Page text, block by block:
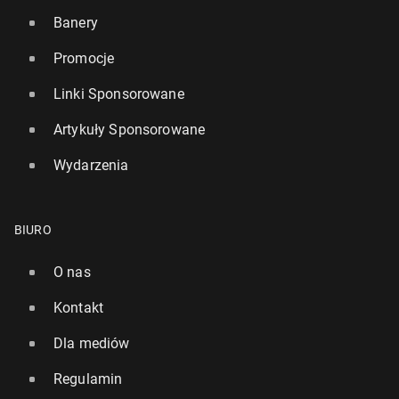
Nawet kilka minut spaceru po posiłku obniża
16 sierpnia 2022, 10:00
Im więcej cho­dzi­my, tym mniej­sze mamy ryzyko
przed­wcze­sne­go zgonu
Banery
Promocje
Linki Sponsorowane
Artykuły Sponsorowane
Wydarzenia
BIURO
O nas
Kontakt
Dla mediów
Regulamin